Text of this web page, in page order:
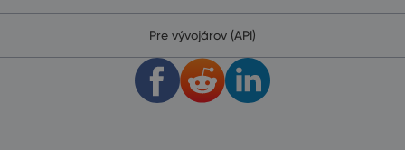
Pre vývojárov (API)